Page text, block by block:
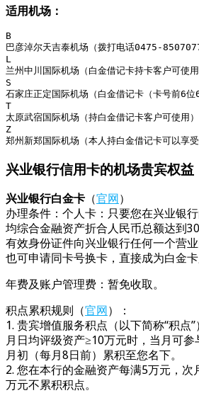
适用机场：
B
巴彦淖尔天吉泰机场（拨打电话0475-
L
兰州中川国际机场（白金借记卡持卡客户可使用
S
石家庄正定国际机场（白金借记卡（卡号前6
T
太原武宿国际机场（持白金借记卡客户可使用）
Z
郑州新郑国际机场（本人持白金借记卡可以享
兴业银行信用卡的机场贵宾权益
兴业银行白金卡 （官网 ）
办理条件：个人卡：只要您在兴业银
均综合金融资产折合人民币总额达到
有效身份证件向兴业银行任何一个营
也可申请同卡号换卡，直接成为白金卡
年费及账户管理费：暂免收取。
积点累积规则（官网 ）：
1. 贵宾增值服务积点（以下简称“积点
月日均评级资产≥10万元时，当月可
月初（每月8日前）累积至您名下。
2. 您在本行的金融资产每满5万元，次
万元不累积积点。